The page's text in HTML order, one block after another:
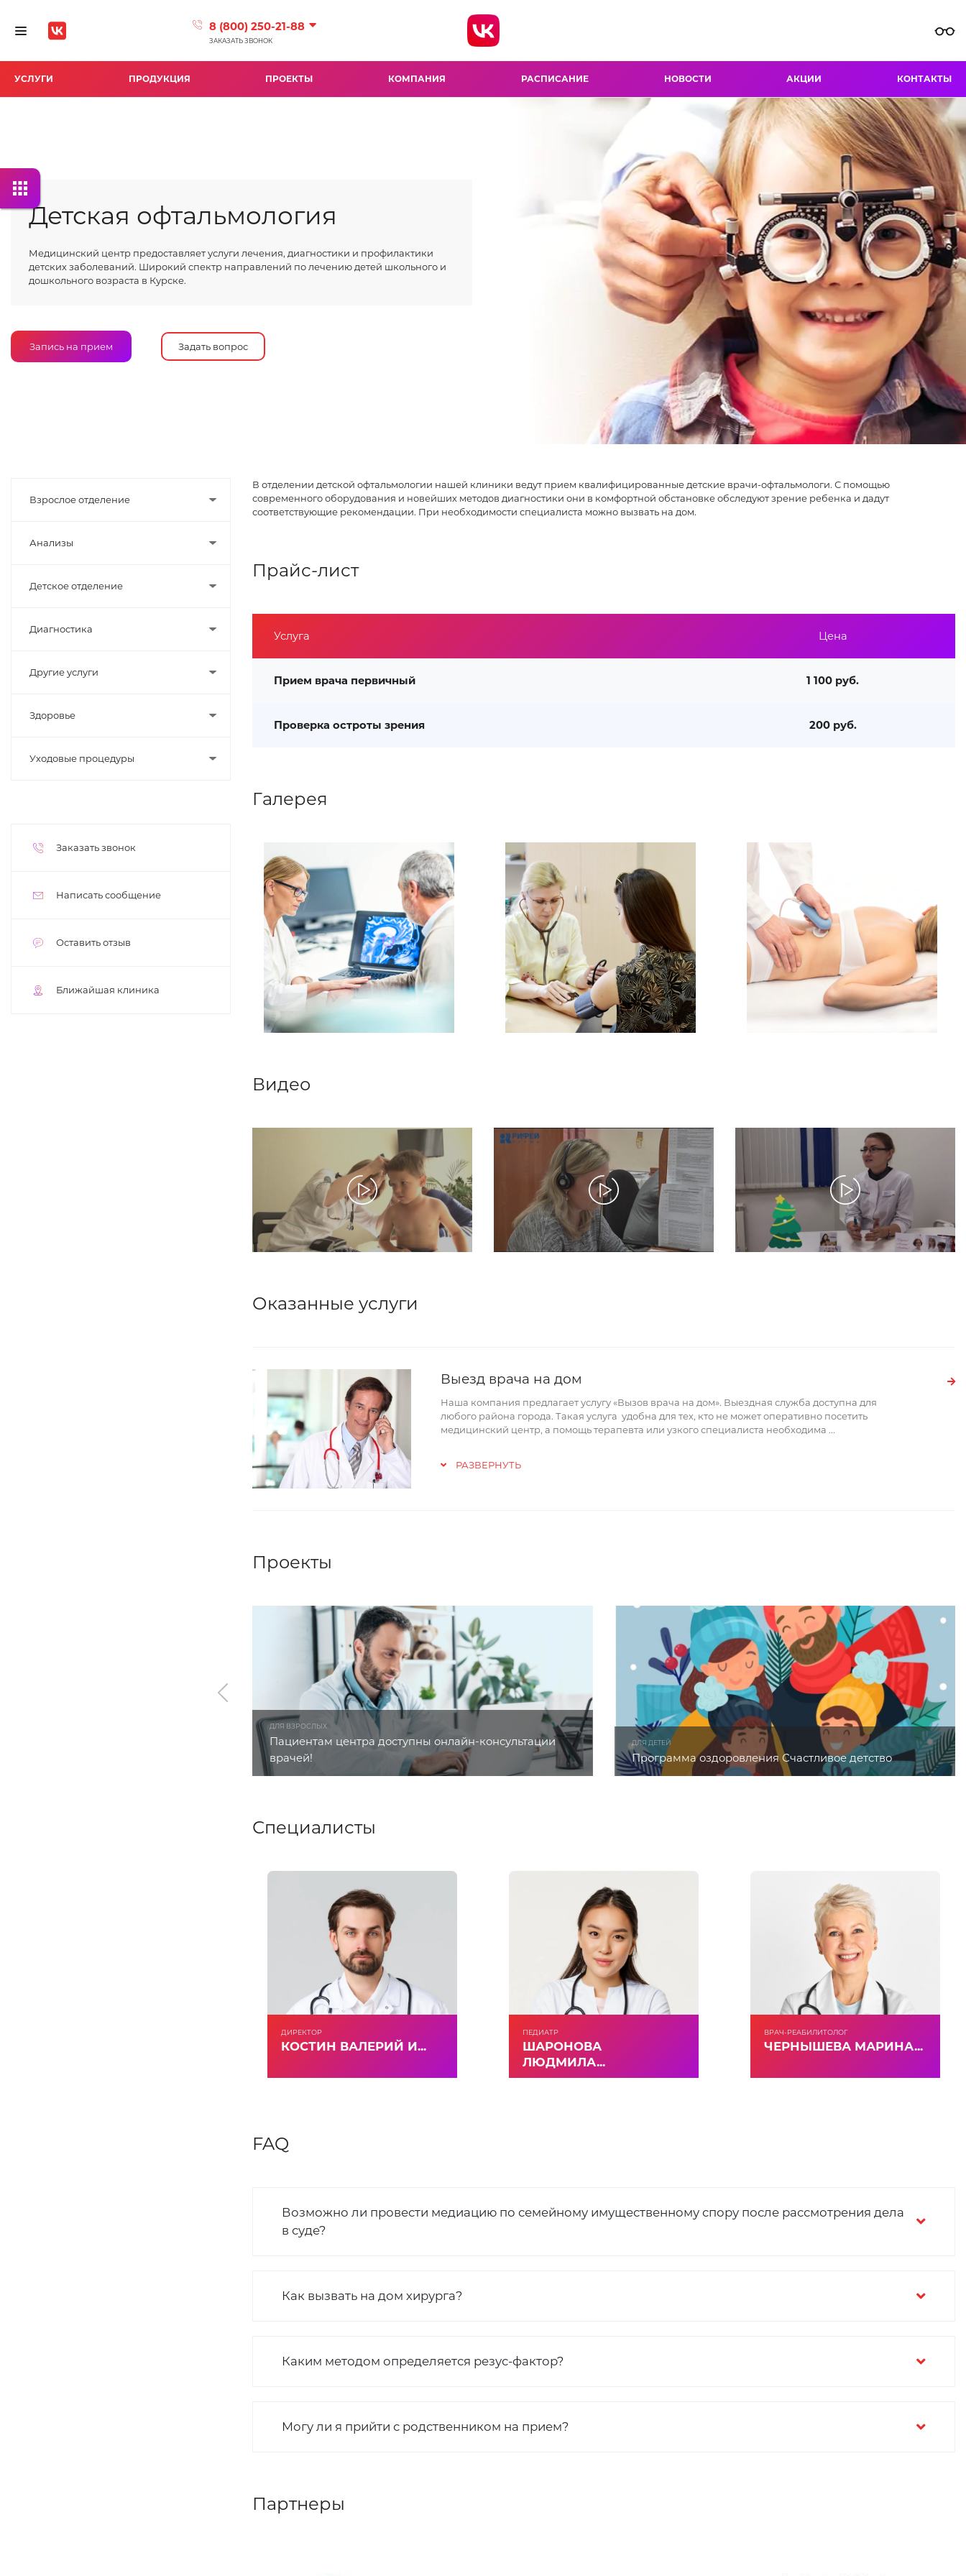
Toggle navigation 8 (800) 250-21-88
ЗАКАЗАТЬ ЗВОНОК
УСЛУГИ ПРОДУКЦИЯ ПРОЕКТЫ КОМПАНИЯ РАСПИСАНИЕ НОВОСТИ АКЦИИ КОНТАКТЫ
Детская офтальмология
Медицинский центр предоставляет услуги лечения, диагностики и профилактики
детских заболеваний. Широкий спектр направлений по лечению детей школьного и
дошкольного возраста в Курске.
Запись на прием Задать вопрос
Взрослое отделение
Анализы
Детское отделение
Диагностика
Другие услуги
Здоровье
Уходовые процедуры
Заказать звонок
Написать сообщение
Оставить отзыв
Ближайшая клиника
В отделении детской офтальмологии нашей клиники ведут прием квалифицированные детские врачи-офтальмологи. С помощью
современного оборудования и новейших методов диагностики они в комфортной обстановке обследуют зрение ребенка и дадут
соответствующие рекомендации. При необходимости специалиста можно вызвать на дом.
Прайс-лист
Услуга Цена
Прием врача первичный 1 100 руб.
Проверка остроты зрения 200 руб.
Галерея
Видео
Оказанные услуги
Выезд врача на дом
Наша компания предлагает услугу «Вызов врача на дом». Выездная служба доступна для
любого района города. Такая услуга удобна для тех, кто не может оперативно посетить
медицинский центр, а помощь терапевта или узкого специалиста необходима ...
РАЗВЕРНУТЬ
Проекты
ДЛЯ ВЗРОСЛЫХ
Пациентам центра доступны онлайн-консультации
врачей!
ДЛЯ ДЕТЕЙ
Программа оздоровления Счастливое детство
Специалисты
ДИРЕКТОР
КОСТИН ВАЛЕРИЙ И...
ПЕДИАТР
ШАРОНОВА
ЛЮДМИЛА...
ВРАЧ-РЕАБИЛИТОЛОГ
ЧЕРНЫШЕВА МАРИНА...
FAQ
Возможно ли провести медиацию по семейному имущественному спору после рассмотрения дела
в суде?
Как вызвать на дом хирурга?
Каким методом определяется резус-фактор?
Могу ли я прийти с родственником на прием?
Партнеры